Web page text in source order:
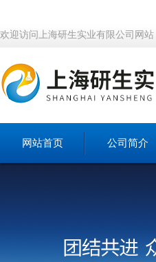
欢迎访问上海研生实业有限公司网站
网站首页 公司简介